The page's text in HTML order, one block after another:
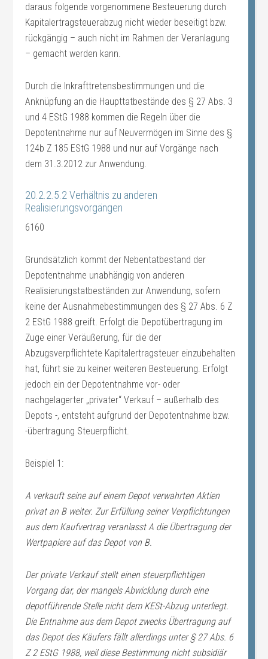
daraus folgende vorgenommene Besteuerung durch
Kapitalertragsteuerabzug nicht wieder beseitigt bzw.
rückgängig – auch nicht im Rahmen der Veranlagung
– gemacht werden kann.
Durch die Inkrafttretensbestimmungen und die
Anknüpfung an die Haupttatbestände des § 27 Abs. 3
und 4 EStG 1988 kommen die Regeln über die
Depotentnahme nur auf Neuvermögen im Sinne des §
124b Z 185 EStG 1988 und nur auf Vorgänge nach
dem 31.3.2012 zur Anwendung.
20.2.2.5.2 Verhältnis zu anderen
Realisierungsvorgängen
6160
Grundsätzlich kommt der Nebentatbestand der
Depotentnahme unabhängig von anderen
Realisierungstatbeständen zur Anwendung, sofern
keine der Ausnahmebestimmungen des § 27 Abs. 6 Z
2 EStG 1988 greift. Erfolgt die Depotübertragung im
Zuge einer Veräußerung, für die der
Abzugsverpflichtete Kapitalertragsteuer einzubehalten
hat, führt sie zu keiner weiteren Besteuerung. Erfolgt
jedoch ein der Depotentnahme vor- oder
nachgelagerter „privater“ Verkauf – außerhalb des
Depots -, entsteht aufgrund der Depotentnahme bzw.
-übertragung Steuerpflicht.
Beispiel 1:
A verkauft seine auf einem Depot verwahrten Aktien
privat an B weiter. Zur Erfüllung seiner Verpflichtungen
aus dem Kaufvertrag veranlasst A die Übertragung der
Wertpapiere auf das Depot von B.
Der private Verkauf stellt einen steuerpflichtigen
Vorgang dar, der mangels Abwicklung durch eine
depotführende Stelle nicht dem KESt-Abzug unterliegt.
Die Entnahme aus dem Depot zwecks Übertragung auf
das Depot des Käufers fällt allerdings unter § 27 Abs. 6
Z 2 EStG 1988, weil diese Bestimmung nicht subsidiär